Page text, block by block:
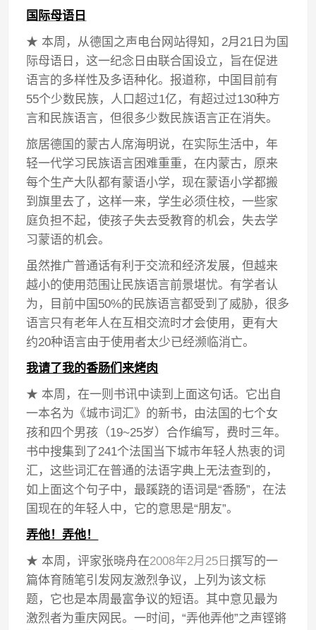
国际母语日
★ 本周，从德国之声电台网站得知，2月21日为国
际母语日，这一纪念日由联合国设立，旨在促进
语言的多样性及多语种化。报道称，中国目前有
55个少数民族，人口超过1亿，有超过过130种方
言和民族语言，但很多少数民族语言正在消失。
旅居德国的蒙古人席海明说，在实际生活中，年
轻一代学习民族语言困难重重，在内蒙古，原来
每个生产大队都有蒙语小学，现在蒙语小学都搬
到旗里去了，这样一来，学生必须住校，一些家
庭负担不起，使孩子失去受教育的机会，失去学
习蒙语的机会。
虽然推广普通话有利于交流和经济发展，但越来
越小的使用范围让民族语言前景堪忧。有学者认
为，目前中国50%的民族语言都受到了威胁，很多
语言只有老年人在互相交流时才会使用，更有大
约20种语言由于使用者太少已经濒临消亡。
我请了我的香肠们来烤肉
★ 本周，在一则书讯中读到上面这句话。它出自
一本名为《城市词汇》的新书，由法国的七个女
孩和四个男孩（19~25岁）合作编写，费时三年。
书中搜集到了241个法国当下城市年轻人热衷的词
汇，这些词汇在普通的法语字典上无法查到的，
如上面这个句子中，最蹊跷的语词是“香肠”，在法
国现在的年轻人中，它的意思是“朋友”。
弄他！弄他！
★ 本周，评家张晓舟在2008年2月25日撰写的一
篇体育随笔引发网友激烈争议，上列为该文标
题，它也是本周最富争议的短语。其中意见最为
激烈者为重庆网民。一时间，“弄他弄他”之声铿锵